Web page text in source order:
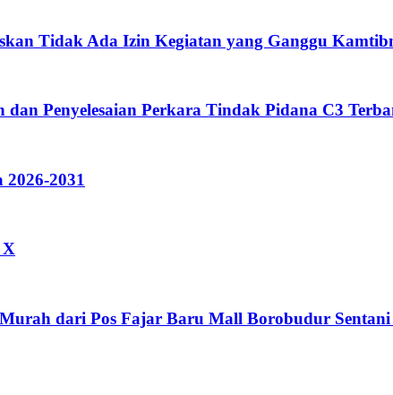
Tidak Ada Izin Kegiatan yang Ganggu
dan Penyelesaian Perkara Tindak Pidana C3
2031
dari Pos Fajar Baru Mall Borobudur